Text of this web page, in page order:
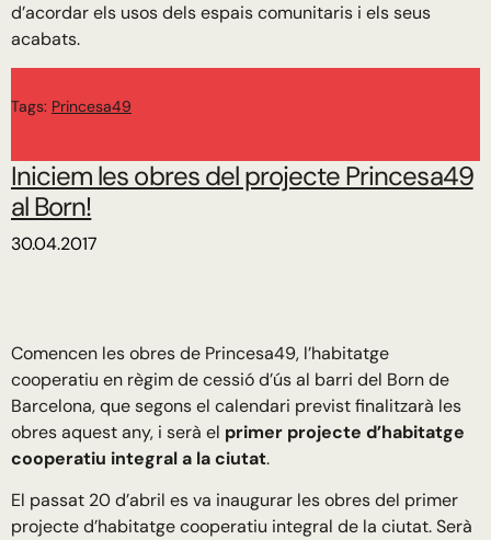
d’acordar els usos dels espais comunitaris i els seus
acabats.
Tags: Princesa49
Iniciem les obres del projecte Princesa49
al Born!
30.04.2017
Comencen les obres de Princesa49, l’habitatge
cooperatiu en règim de cessió d’ús al barri del Born de
Barcelona, que segons el calendari previst finalitzarà les
obres aquest any, i serà el primer projecte d’habitatge
cooperatiu integral a la ciutat.
El passat 20 d’abril es va inaugurar les obres del primer
projecte d’habitatge cooperatiu integral de la ciutat. Serà